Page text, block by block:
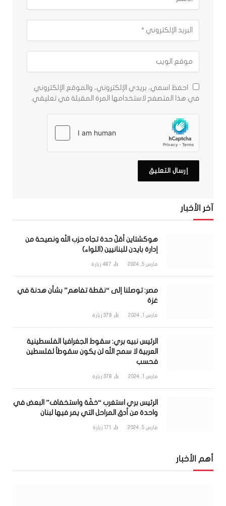
احفظ اسمي، بريدي الإلكتروني، والموقع الإلكتروني
في هذا المتصفح لاستخدامها المرة المقبلة في تعليقي.
آخر الأخبار
هوكشتاين أقلّ حدة تجاه حزب الله ونصيحة من
إدارة بايدن للبنانيين (اللواء)
مارس 5, 2024 487 زيارة
مصر: توصلنا إلى “نقطة تفاهم” بشأن هدنة في
غزة
مارس 1, 2024 379 زيارة
الرئيس نبيه بري: سقوط الجغرافيا الفلسطينية
العربية لا سمح الله لن يكون سقوطاً لفلسطين
فحسب
مارس 1, 2024 378 زيارة
الرئيس بري استغرب “خفّة واستخفاف” البعض في
واحدة من أدق المراحل التي يمر فيها لبنان
مارس 5, 2024 171 زيارة
أهم الأخبار